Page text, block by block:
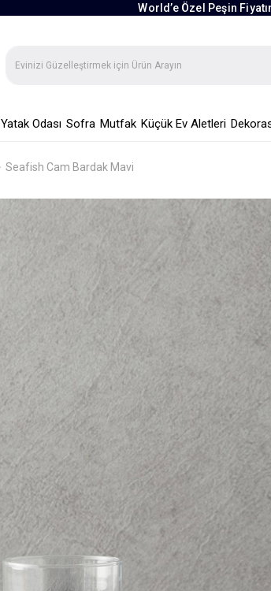
World’e Özel Peşin
Yatak Odası Sofra Mutfak Küçük Ev Aletleri
Seafish Cam Bardak Mavi